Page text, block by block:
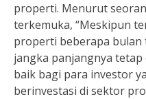
properti. Menurut
terkemuka, “Meskipun
properti beberapa
jangka panjangnya tetap
baik bagi para investor
berinvestasi di sektor